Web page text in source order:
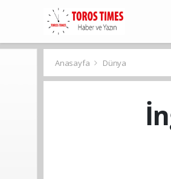
Anasayfa Dünya